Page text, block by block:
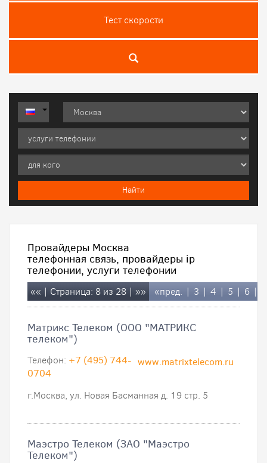
Тест скороcти
Провайдеры Москва
телефонная связь, провайдеры ip
телефонии, услуги телефонии
«« | Страница: 8 из 28 | »» «пред. | 3 | 4 | 5 | 6 |
Матрикс Телеком (ООО "МАТРИКС
телеком")
www.matrixtelecom.ru
Телефон: +7 (495) 744-
0704
г.Москва, ул. Новая Басманная д. 19 стр. 5
Маэстро Телеком (ЗАО "Маэстро
Телеком")